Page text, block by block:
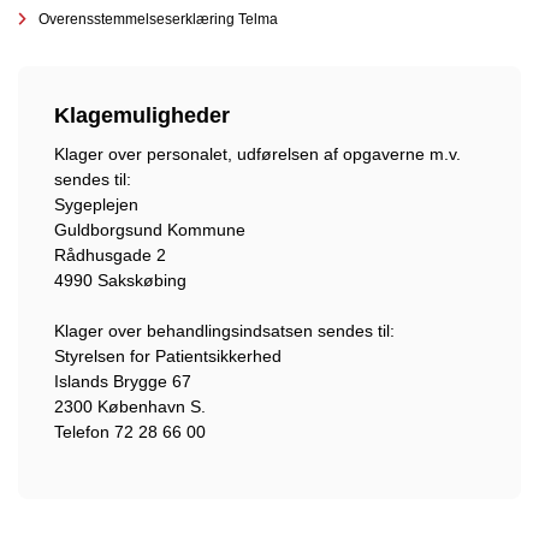
Overensstemmelseserklæring Telma
Klagemuligheder
Klager over personalet, udførelsen af opgaverne m.v.
sendes til:
Sygeplejen
Guldborgsund Kommune
Rådhusgade 2
4990 Sakskøbing
Klager over behandlingsindsatsen sendes til:
Styrelsen for Patientsikkerhed
Islands Brygge 67
2300 København S.
Telefon 72 28 66 00